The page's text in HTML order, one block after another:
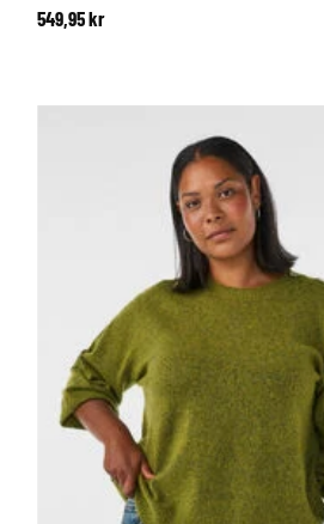
549,95 kr